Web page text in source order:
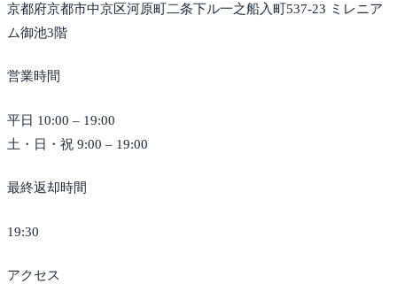
京都府京都市中京区河原町二条下ル一之船入町537-23 ミレニア
ム御池3階
営業時間
平日 10:00 – 19:00
土・日・祝 9:00 – 19:00
最終返却時間
19:30
アクセス